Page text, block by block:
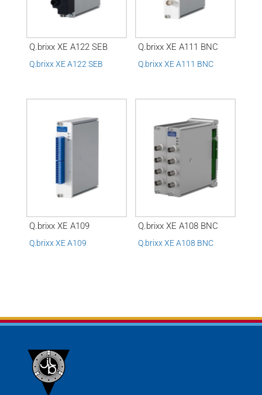
Q.brixx XE A122 SEB
Q.brixx XE A122 SEB
Q.brixx XE A111 BNC
Q.brixx XE A111 BNC
Q.brixx XE A109
Q.brixx XE A109
Q.brixx XE A108 BNC
Q.brixx XE A108 BNC